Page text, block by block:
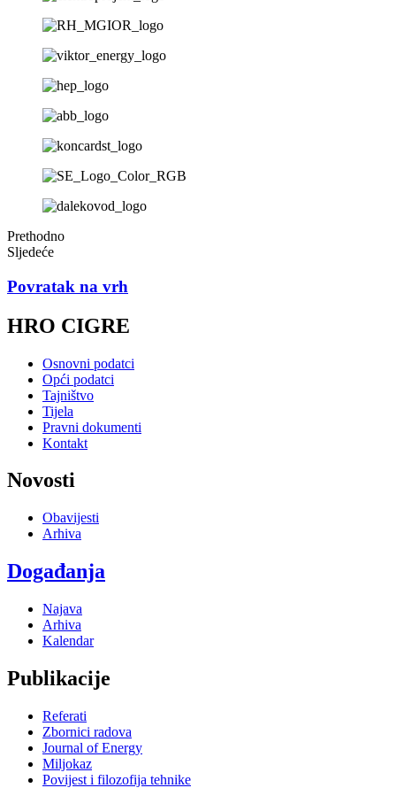
Prethodno
Sljedeće
Povratak na vrh
HRO CIGRE
Osnovni podatci
Opći podatci
Tajništvo
Tijela
Pravni dokumenti
Kontakt
Novosti
Obavijesti
Arhiva
Događanja
Najava
Arhiva
Kalendar
Publikacije
Referati
Zbornici radova
Journal of Energy
Miljokaz
Povijest i filozofija tehnike